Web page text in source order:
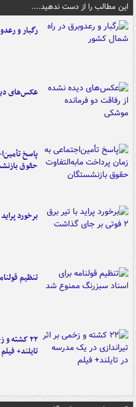
این مطالب را از دست ندهید....
رگبار و
عکس‌های
پاسخ
حقوق
برخورد پراید با تیر
تنظیم
۲۲ کشته
تایلند+ فیلم